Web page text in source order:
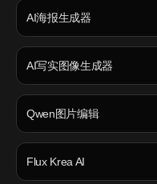
AI海报生成器
AI写实图像生成器
Qwen图片编辑
Flux Krea AI